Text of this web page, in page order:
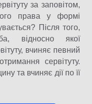
за заповітом,
права у формі
Після того,
відносно якої
вчиняє певний
сервітуту.
та вчиняє дії по її